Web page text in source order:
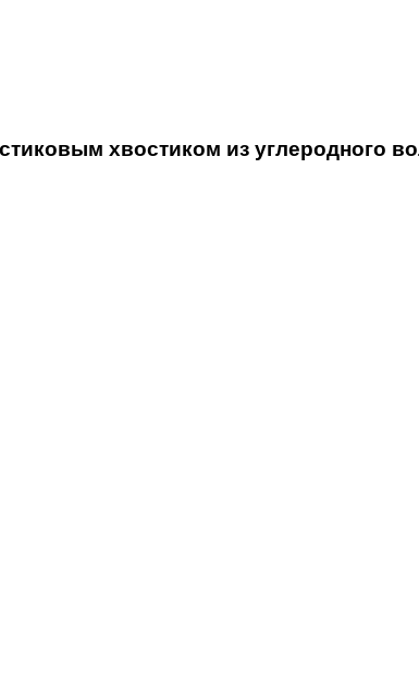
хвостиком из углеродного